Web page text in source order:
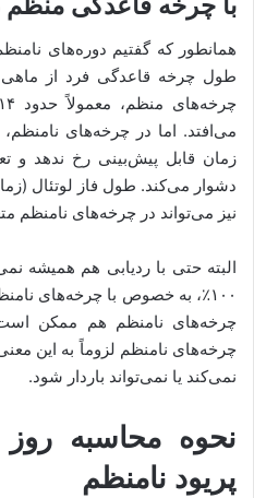
همانطور که گفتیم دوره‌های
طول چرخه قاعدگی فرد از
می‌افتد. اما در چرخه‌های
زمان قابل پیش‌بینی رخ ندهد و
دشوار می‌کند. طول فاز لوتئال
نیز می‌تواند در چرخه‌های نامنظم
البته حتی با ردیابی هم همیشه
۱۰۰٪، به خصوص با چرخه‌های
چرخه‌های نامنظم هم ممکن است
چرخه‌های نامنظم لزوماً به این
نمی‌کند یا نمی‌تواند باردار شود.
نحوه محاسبه
پریود نامنظم